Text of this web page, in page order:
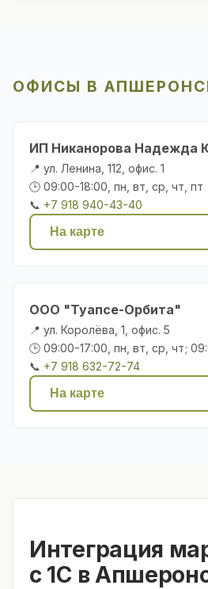
ОФИСЫ В
ИП Никанорова Надежда
📍 ул. Ленина, 112, офис. 1
🕒 09:00-18:00, пн, вт, ср, чт, пт
📞 +7 918 940-43-40
На карте
ООО "Туапсе-Орбита"
📍 ул. Королёва, 1, офис. 5
🕒 09:00-17:00, пн, вт, ср, чт;
📞 +7 918 632-72-74
На карте
Интеграция
с 1С в